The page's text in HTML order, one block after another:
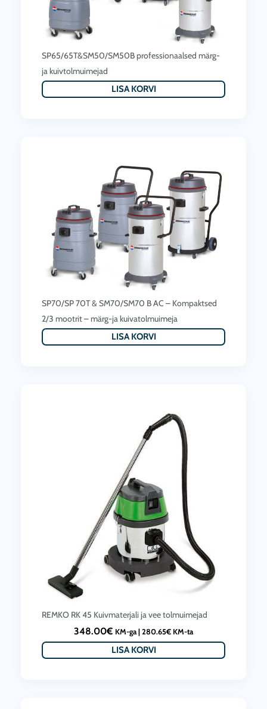
SP65/65T&SM50/SM50B professionaalsed märg-
ja kuivtolmuimejad
LISA KORVI
SP70/SP 70T & SM70/SM70 B AC – Kompaktsed
2/3 mootrit – märg-ja kuivatolmuimeja
LISA KORVI
REMKO RK 45 Kuivmaterjali ja vee tolmuimejad
348.00€ KM-ga | 280.65€ KM-ta
LISA KORVI